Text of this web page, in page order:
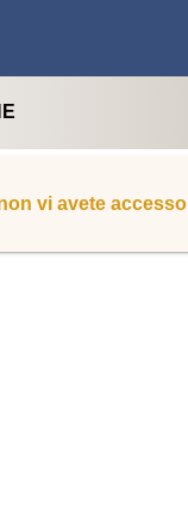
vi avete accesso